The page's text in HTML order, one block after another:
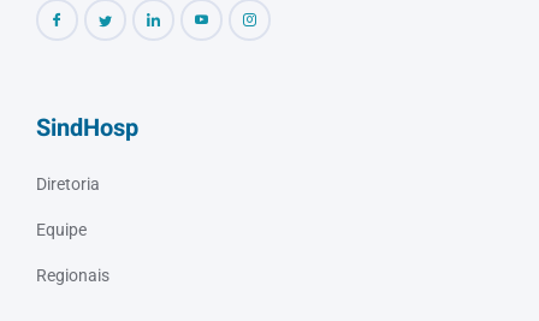
SindHosp
Diretoria
Equipe
Regionais